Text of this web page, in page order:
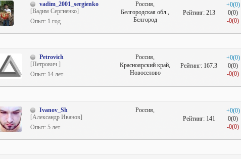
vadim_2001_sergienko
[Вадим Сергиенко]
Опыт: 1 год
+0(0)
0(0)
-0(0)
Рейтинг:213
Россия,
Белгородская обл.,
Белгород
Petrovich
[Петрович ]
Опыт: 14 лет
+0(0)
0(0)
-0(0)
Рейтинг: 167.3
Россия,
Красноярский край,
Новоселово
Ivanov_Sh
[Александр Иванов]
Опыт: 5 лет
+0(0)
0(0)
-0(0)
Рейтинг:141
Россия,